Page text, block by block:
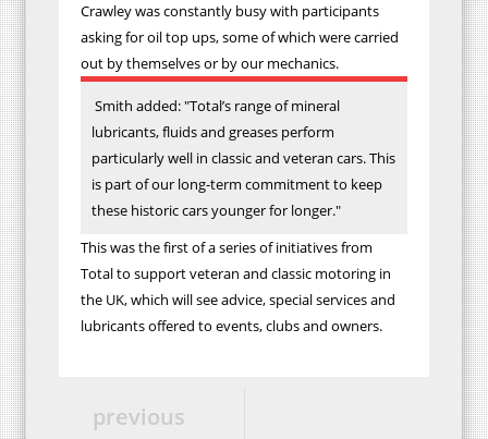
Crawley was constantly busy with participants
asking for oil top ups, some of which were carried
out by themselves or by our mechanics.
Smith added: "Total’s range of mineral
lubricants, fluids and greases perform
particularly well in classic and veteran cars. This
is part of our long-term commitment to keep
these historic cars younger for longer."
This was the first of a series of initiatives from
Total to support veteran and classic motoring in
the UK, which will see advice, special services and
lubricants offered to events, clubs and owners.
previous